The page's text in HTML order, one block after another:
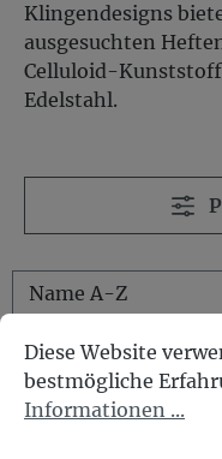
Klingendesigns
ausgesuchten
Celluloid-
Edelstahl.
Cookie-Voreinstellungen
Diese Website
Diese Website
bestmögliche
Informationen ...